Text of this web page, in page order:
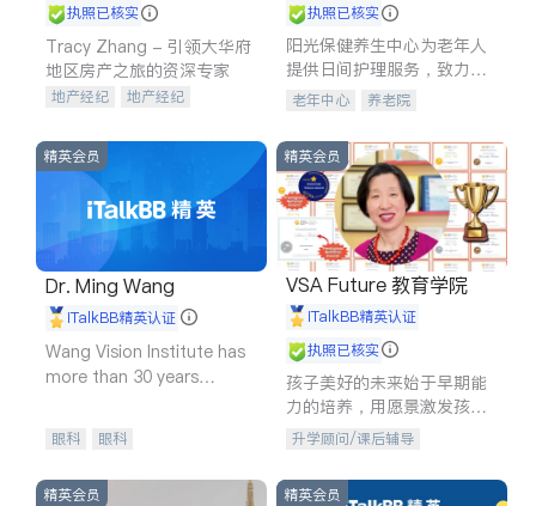
执照已核实
Tracy Zhang - 引领大华府
地区房产之旅的资深专家
地产经纪
地产经纪
商铺租售
执照已核实
阳光保健养生中心为老年人
提供日间护理服务，致力于
通过持续的护理创新来有效
老年中心 养老院
精英会员
Dr. Ming Wang
iTalkBB精英认证
Wang Vision Institute has
more than 30 years
眼科 眼科
精英会员
VSA Future 教育学院
iTalkBB精英认证
执照已核实
孩子美好的未来始于早期能
力的培养，用愿景激发孩子
的学习潜力和动力。理念：
拥有成长型心态是成功的基
石。
升学顾问/课后辅导
精英会员 精英会员